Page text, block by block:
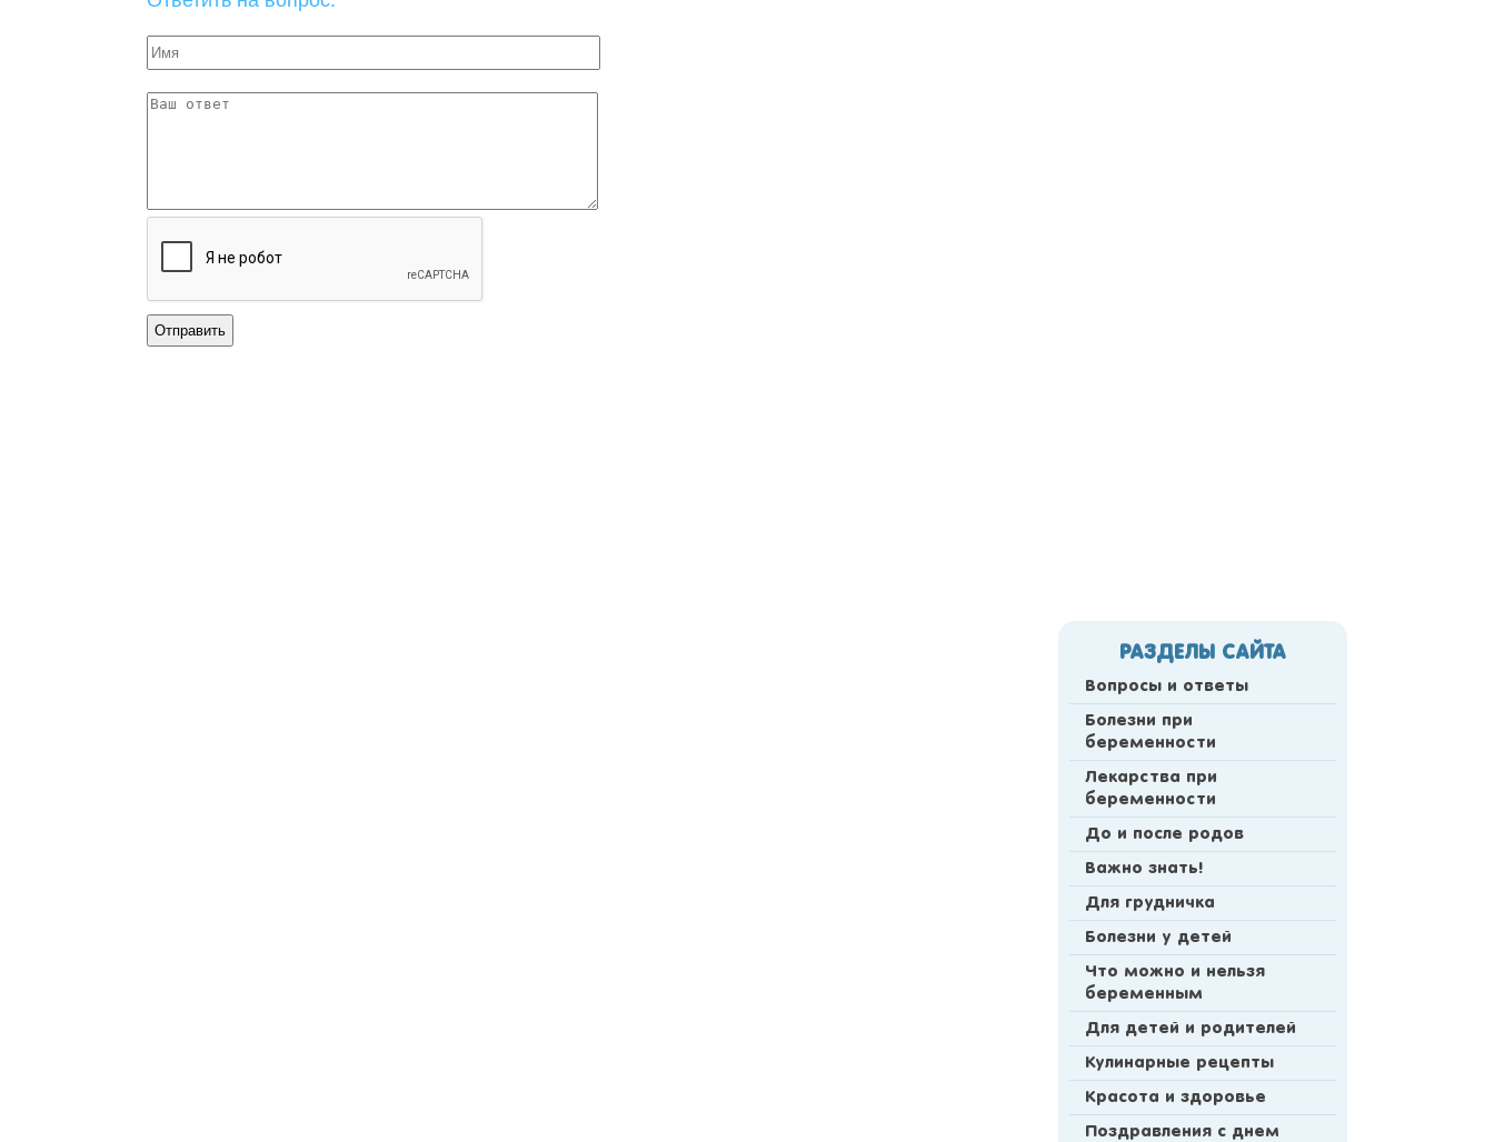
РАЗДЕЛЫ САЙТА
Вопросы и ответы
Болезни при
беременности
Лекарства при
беременности
До и после родов
Важно знать!
Для грудничка
Болезни у детей
Что можно и нельзя
беременным
Для детей и родителей
Кулинарные рецепты
Красота и здоровье
Поздравления с днем